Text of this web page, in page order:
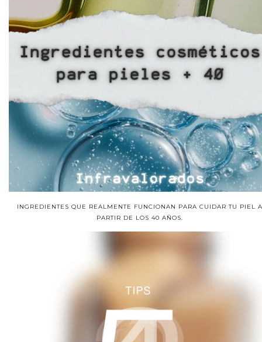
INGREDIENTES QUE REALMENTE FUNCIONAN PARA CUIDAR TU PIEL A
PARTIR DE LOS 40 AÑOS.